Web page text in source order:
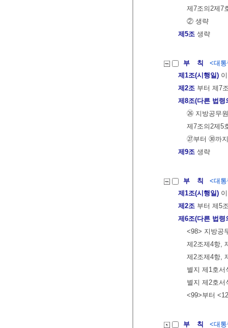
제7조의2제7
② 생략
제5조 생략
부 칙
<대
제1조(시행일)
제2조 부터 제7
제8조(다른 법령
㉖ 지방공무
제7조의2제5
㉗부터 ㉚까
제9조 생략
부 칙
<대
제1조(시행일)
제2조 부터 제5
제6조(다른 법령
<98> 지방공
제2조제4항,
제2조제4항,
별지 제1호서
별지 제2호서
<99>부터
부 칙 <대